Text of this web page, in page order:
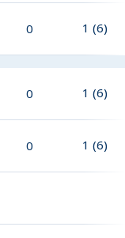
0 1 (6)
0 1 (6)
0 1 (6)